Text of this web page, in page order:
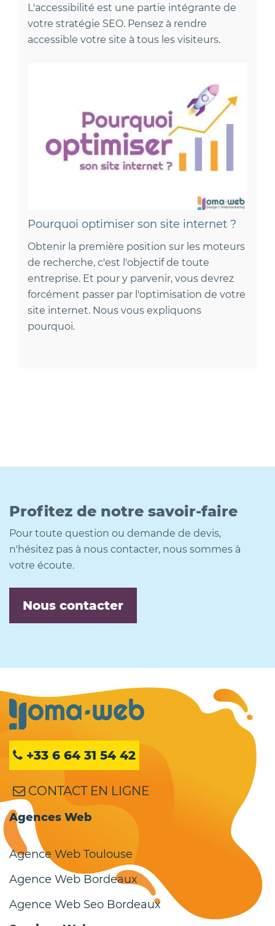
L'accessibilité est une partie intégrante de
votre stratégie SEO. Pensez à rendre
accessible votre site à tous les visiteurs.
Pourquoi optimiser son site internet ?
Obtenir la première position sur les moteurs
de recherche, c'est l'objectif de toute
entreprise. Et pour y parvenir, vous devrez
forcément passer par l'optimisation de votre
site internet. Nous vous expliquons
pourquoi.
Profitez de notre savoir-faire
Pour toute question ou demande de devis,
n'hésitez pas à nous contacter, nous sommes à
votre écoute.
Nous contacter
+33 6 64 31 54 42
CONTACT EN LIGNE
Agences Web
Agence Web Toulouse
Agence Web Bordeaux
Agence Web Seo Bordeaux